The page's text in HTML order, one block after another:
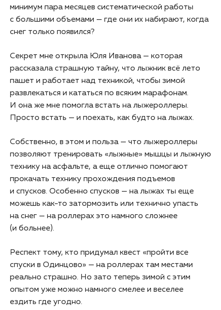
минимум пара месяцев систематической работы
с большими объемами — где они их набирают, когда
снег только появился?
Секрет мне открыла Юля Иванова — которая
рассказала страшную тайну, что лыжник всё лето
пашет и работает над техникой, чтобы зимой
развлекаться и кататься по всяким марафонам.
И она же мне помогла встать на лыжероллеры.
Просто встать — и поехать, как будто на лыжах.
Собственно, в этом и польза — что лыжероллеры
позволяют тренировать «лыжные» мышцы и лыжную
технику на асфальте, а еще отлично помогают
прокачать технику прохождения подъемов
и спусков. Особенно спусков — на лыжах ты еще
можешь как-то затормозить или технично упасть
на снег — на роллерах это намного сложнее
(и больнее).
Респект тому, кто придумал квест «пройти все
спуски в Одинцово» — на роллерах там местами
реально страшно. Но зато теперь зимой с этим
опытом уже можно намного смелее и веселее
ездить где угодно.